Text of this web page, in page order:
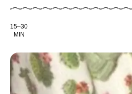
Kochdauer
15–30
MIN